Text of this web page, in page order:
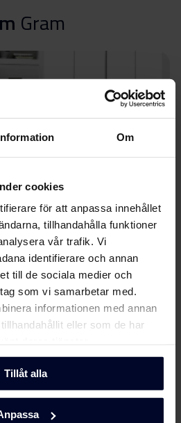
Om
cookies
för att anpassa innehållet
tillhandahålla funktioner
vår trafik. Vi
identifierare och annan
till de sociala medier och
som vi samarbetar med.
informationen med annan
eller som de har
Tillåt alla
(EN)
(v)
Ladda ner
Gram
på kvalitet och
utveckla miljövänliga
för att göra dem unika.